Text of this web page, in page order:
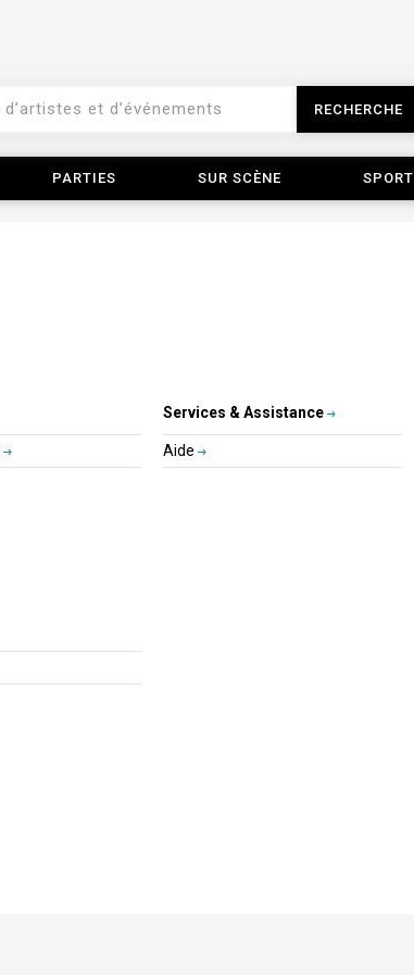
RECHERCHE
PARTIES SUR SCÈNE SPORT
Services & Assistance
Aide